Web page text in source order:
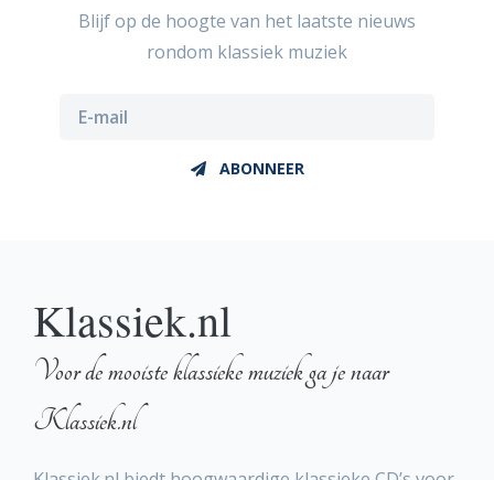
Blijf op de hoogte van het laatste nieuws
rondom klassiek muziek
ABONNEER
Klassiek.nl
Voor de mooiste klassieke muziek ga je naar
Klassiek.nl